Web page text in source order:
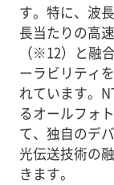
す。特に、波
長当たりの高
（※12）と融
ーラビリティ
れています。
るオールフォ
て、独自のデ
光伝送技術の
きます。